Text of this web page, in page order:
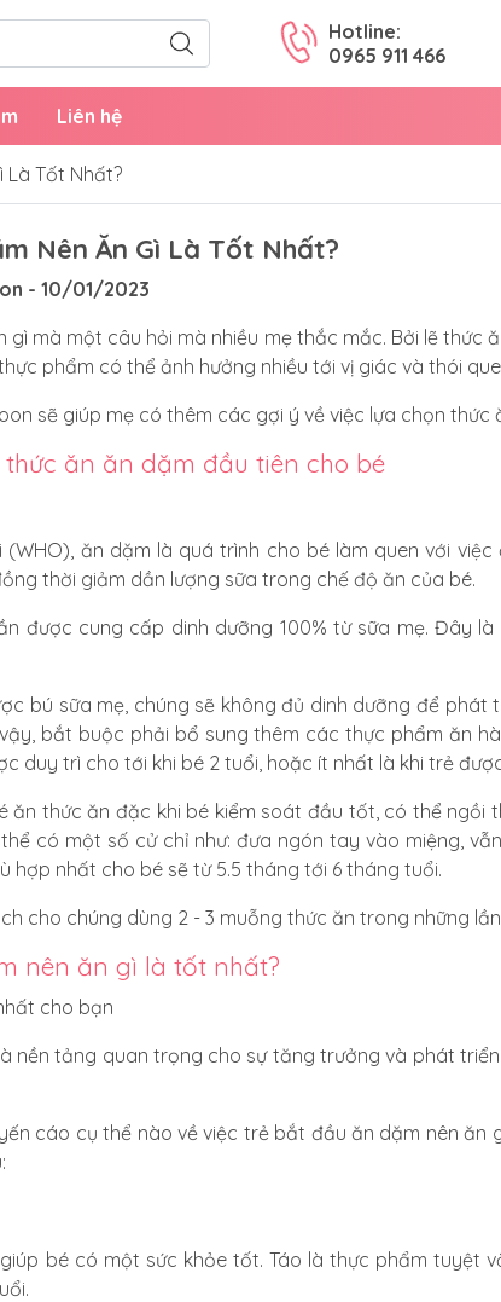
Hotline:
0965 911 466
Liên hệ
Là Tốt Nhất?
Nên Ăn Gì Là Tốt Nhất?
- 10/01/2023
gì mà một câu hỏi mà nhiều mẹ thắc mắc. Bởi lẽ thức
phẩm có thể ảnh hưởng nhiều tới vị giác và thói
sẽ giúp mẹ có thêm các gợi ý về việc lựa chọn thức
ăn ăn dặm đầu tiên cho bé
ăn dặm là quá trình cho bé làm quen với
thời giảm dần lượng sữa trong chế độ ăn của bé.
được cung cấp dinh dưỡng 100% từ sữa mẹ. Đây
bú sữa mẹ, chúng sẽ không đủ dinh dưỡng để phát
bắt buộc phải bổ sung thêm các thực phẩm ăn
duy trì cho tới khi bé 2 tuổi, hoặc ít nhất là khi trẻ
ăn thức ăn đặc khi bé kiểm soát đầu tốt, có thể ngồi
có một số cử chỉ như: đưa ngón tay vào miệng,
hợp nhất cho bé sẽ từ 5.5 tháng tới 6 tháng tuổi.
cho chúng dùng 2 - 3 muỗng thức ăn trong những
nên ăn gì là tốt nhất?
nền tảng quan trọng cho sự tăng trưởng và phát
cáo cụ thể nào về việc trẻ bắt đầu ăn dặm nên ăn
bé có một sức khỏe tốt. Táo là thực phẩm tuyệt